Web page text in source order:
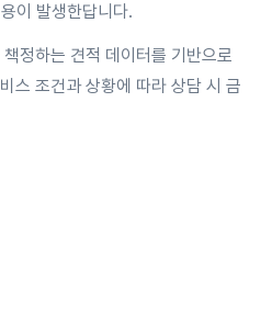
이 발생한답니다.
정하는 견적 데이터를 기반으로
스 조건과 상황에 따라 상담 시 금